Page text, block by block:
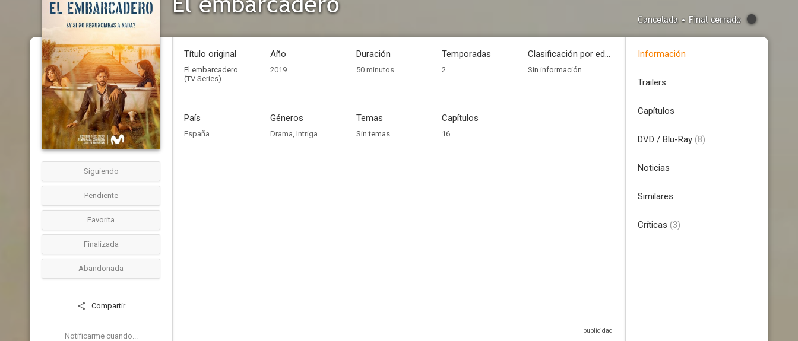
Cancelada • Final cerrado
Siguiendo
Pendiente
Favorita
Finalizada
Abandonada
Compartir
Notificarme cuando...
Título original
El embarcadero
(TV Series)
Año
2019
Duración
50 minutos
Temporadas
2
Clasificación por edades
Sin información
País
España
Géneros
Drama, Intriga
Temas
Sin temas
Capítulos
16
Información
Trailers
Capítulos
DVD / Blu-Ray (8)
Noticias
Similares
Críticas (3)